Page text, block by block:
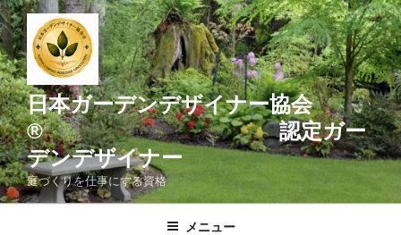
コ
ン
テ
ン
ツ
へ
ス
キ
ッ
プ
日本ガーデンデザイナー協会
® 認定ガー
デンデザイナー
庭づくりを仕事にする資格
メニュー